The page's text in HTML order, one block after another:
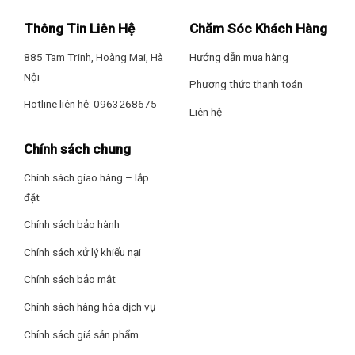
– Chế độ cấp đông nhanh
– Chuông báo khi quên đóng cửa
Thông tin lắp đặt
Kích thước tủ lạnh: Cao 180 cm – Rộng 80 cm – Sâu 68 cm –
Hãng: Sharp
Hơi lạnh lan toả đều, thực phẩm luôn tươi ngon nhờ hệ
thống làm lạnh đa chiều
đồng đều khắp vị trí không gian tủ, nhờ đó thực phẩm luôn
tươi ngon và trọn vẹn dinh dưỡng trong thời gian dài.
Thông Tin Liên Hệ
885 Tam Trinh, Hoàng Mai, Hà
Nội
Hotline liên hệ: 0963268675
Chăm Sóc Khách Hàng
Hướng dẫn mua hàng
Phương thức thanh toán
Liên hệ
Chính sách chung
Chính sách giao hàng – lắp
đặt
Chính sách bảo hành
Chính sách xử lý khiếu nại
Chính sách bảo mật
Chính sách hàng hóa dịch vụ
Chính sách giá sản phẩm